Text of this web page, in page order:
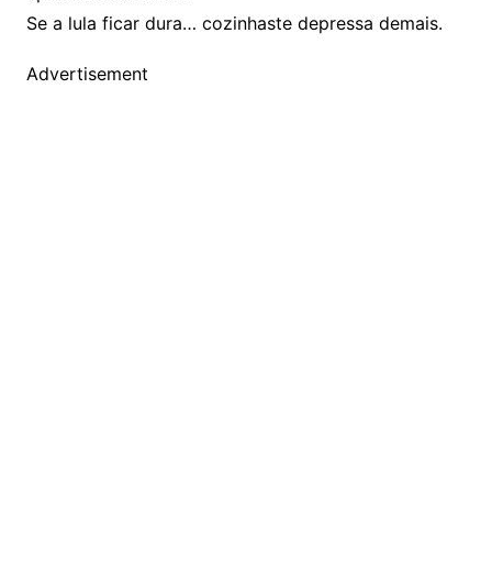
Se a lula ficar dura… cozinhaste depressa demais.
Advertisement